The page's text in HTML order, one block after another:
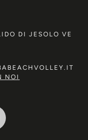
DI JESOLO VE
NOI